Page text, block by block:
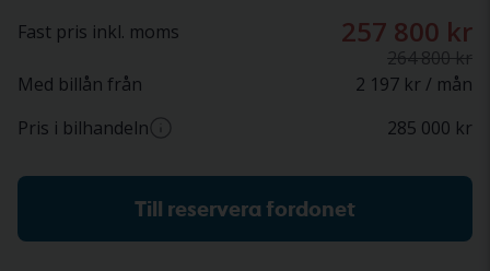
Fast pris inkl. moms 257 800 kr
264 800 kr
Med billån från
2 197 kr / mån
Pris i bilhandeln
285 000 kr
Ca pris hos bilhandlare (inkl. moms)
Till reservera fordonet